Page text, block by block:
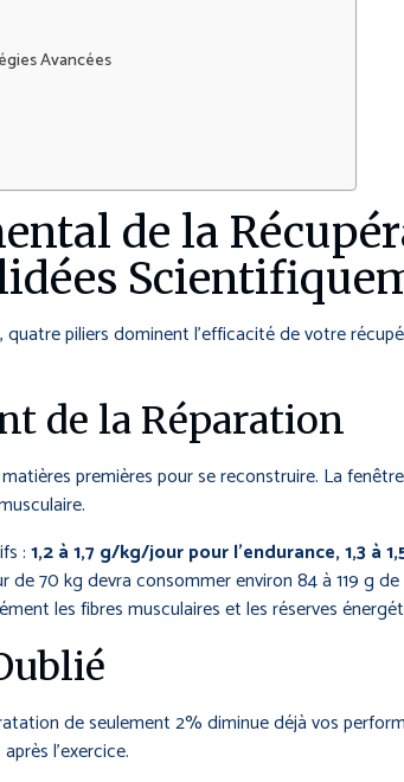
Avancées
de la
piliers dominent l’efficacité de votre
de la Réparation
premières pour se reconstruire. La
:1,2 à 1,7 g/kg/jour pour l’endurance, 1,3
de 70 kg devra consommer environ 84 à 119 g
les fibres musculaires et les réserves
de seulement 2% diminue déjà vos
l’exercice.